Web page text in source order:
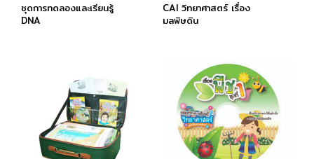
ชุดการทดลองและเรียนรู้
DNA
CAI วิทยาศาสตร์ เรื่อง
มลพิษดิน